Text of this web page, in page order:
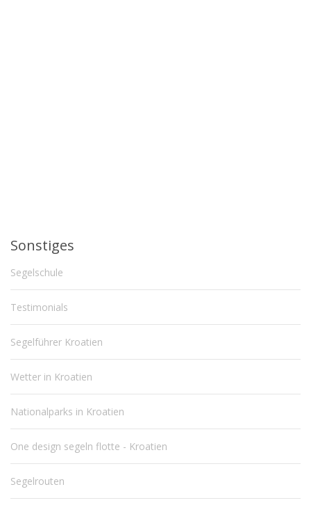
Sonstiges
Segelschule
Testimonials
Segelführer Kroatien
Wetter in Kroatien
Nationalparks in Kroatien
One design segeln flotte - Kroatien
Segelrouten